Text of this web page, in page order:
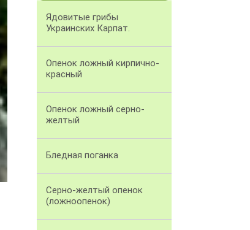
Ядовитые грибы
Украинских Карпат.
Опенок ложный кирпично-
красный
Опенок ложный серно-
желтый
Бледная поганка
Серно-желтый опенок
(ложноопенок)